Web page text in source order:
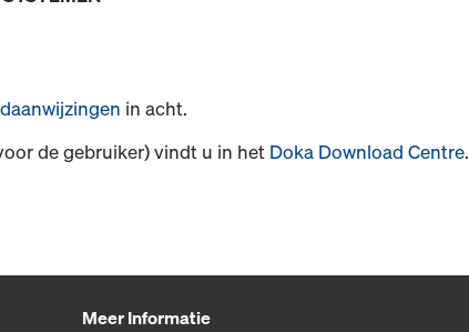
in acht.
de gebruiker) vindt u in het Doka Download Centre.
Meer Informatie